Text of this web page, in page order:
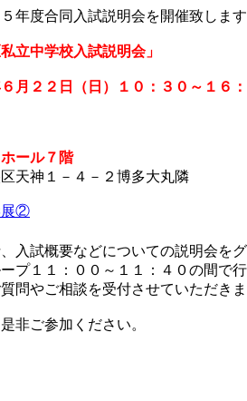
年度合同入試説明会を開催致しま
立中学校入試説明会」
月２２日（日）１０：３０～１６
ール７階
－４－２博多大丸隣
入試概要などについての説明会を
プ１１：００～１１：４０の間で
問やご相談を受付させていただき
非ご参加ください。